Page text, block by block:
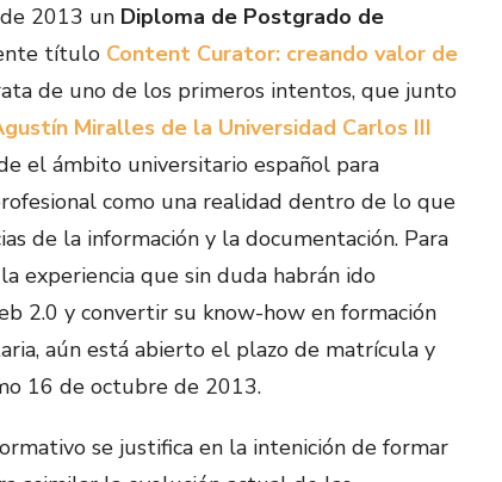
2013 un Diploma de Postgrado de
título Content Curator: creando valor de
de uno de los primeros intentos, que junto
Miralles de la Universidad Carlos III
el ámbito universitario español para
como una realidad dentro de lo que
de la información y la documentación. Para
experiencia que sin duda habrán ido
2.0 y convertir su know-how en formación
aún está abierto el plazo de matrícula y
16 de octubre de 2013.
se justifica en la intenición de formar